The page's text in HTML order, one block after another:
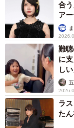
合
ア
難
に
し
ラ
た